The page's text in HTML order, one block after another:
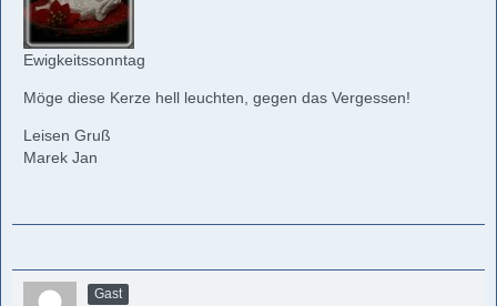
Ewigkeitssonntag
Möge diese Kerze hell leuchten, gegen das Vergessen!
Leisen Gruß
Marek Jan
Gast